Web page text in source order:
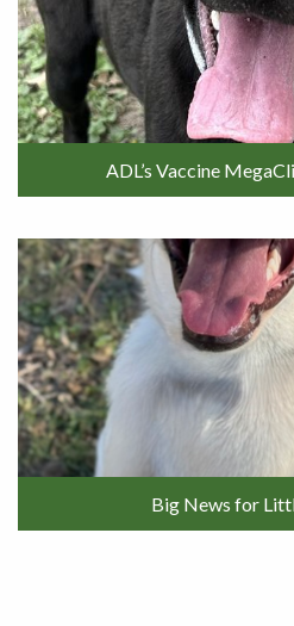
ADL’s Vaccine
Big News for